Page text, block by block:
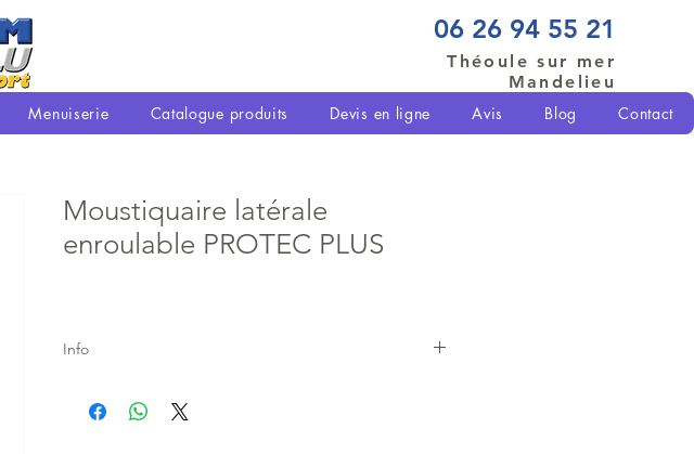
06 26 94 55 21
Théoule sur mer
Mandelieu
Menuiserie Catalogue produits Devis en ligne Avis Blog Contact
Moustiquaire latérale
enroulable PROTEC PLUS
Info
Nos réalisations